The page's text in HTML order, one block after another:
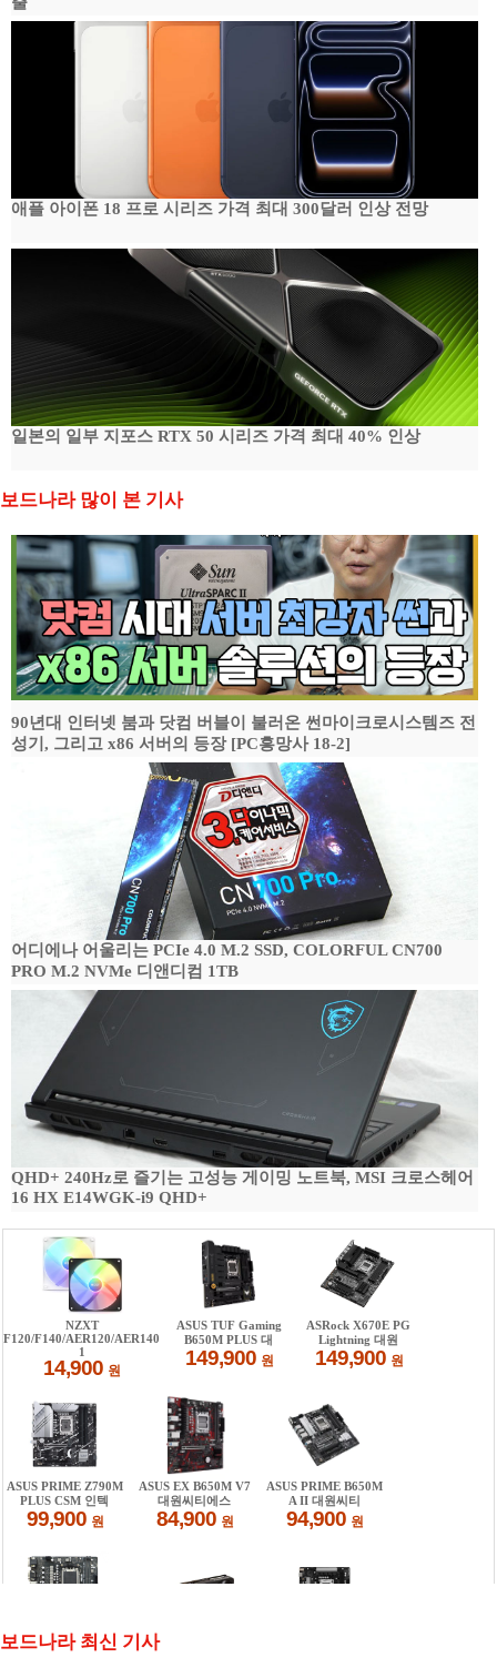
애플 아이폰 18 프로 시리즈 가격 최대 300달러 인상 전망
일본의 일부 지포스 RTX 50 시리즈 가격 최대 40% 인상
보드나라 많이 본 기사
90년대 인터넷 붐과 닷컴 버블이 불러온 썬마이크로시스템즈 전
성기, 그리고 x86 서버의 등장 [PC흥망사 18-2]
어디에나 어울리는 PCIe 4.0 M.2 SSD, COLORFUL CN700
PRO M.2 NVMe 디앤디컴 1TB
QHD+ 240Hz로 즐기는 고성능 게이밍 노트북, MSI 크로스헤어
16 HX E14WGK-i9 QHD+
보드나라 최신 기사